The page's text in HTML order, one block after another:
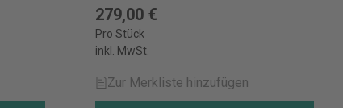
279,00 €
Pro Stück
inkl. MwSt.
Zur Merkliste hinzufügen